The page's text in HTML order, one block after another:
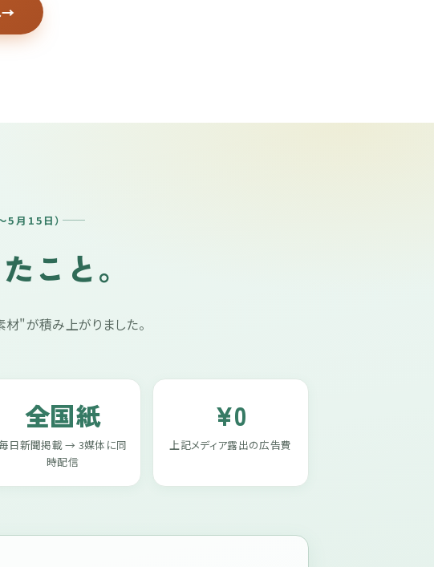
月15日）
こと。
"が積み上がりました。
全国紙
日新聞掲載 → 3媒体に同
時配信
¥0
上記メディア露出の広告費